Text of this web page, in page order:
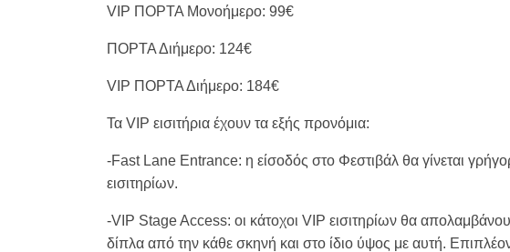
VIP ΠΟΡΤΑ Μονοήμερο: 99€
ΠΟΡΤΑ Διήμερο: 124€
VIP ΠΟΡΤΑ Διήμερο: 184€
Τα VIP εισιτήρια έχουν τα εξής προνόμια:
-Fast Lane Entrance: η είσοδός στο Φεστιβάλ θα γίνεται
εισιτηρίων.
-VIP Stage Access: οι κάτοχοι VIP εισιτηρίων θα
δίπλα από την κάθε σκηνή και στο ίδιο ύψος με αυτή.